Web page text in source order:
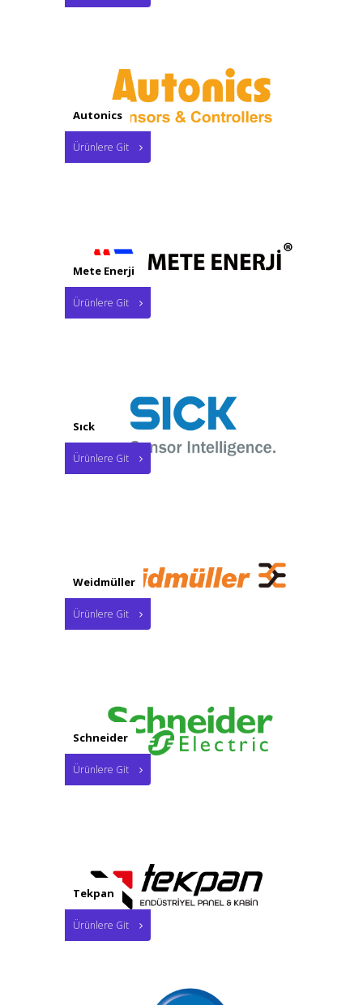
Autonics
Ürünlere Git
Mete Enerji
Ürünlere Git
Sıck
Ürünlere Git
Weidmüller
Ürünlere Git
Schneider
Ürünlere Git
Tekpan
Ürünlere Git